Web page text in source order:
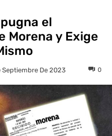
el
Morena y Exige
Septiembre De 2023 0